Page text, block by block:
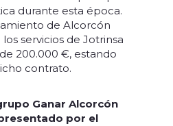
durante esta época.
de Alcorcón
servicios de Jotrinsa
200.000 €, estando
contrato.
Ganar Alcorcón
por el